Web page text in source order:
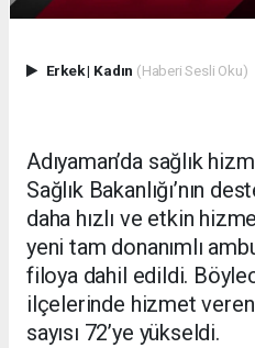
Erkek| Kadın (Haberi Sesli Oku)
Adıyaman’da sağlık
Sağlık Bakanlığı’nın
daha hızlı ve etkin
yeni tam donanımlı
filoya dahil edildi.
ilçelerinde hizmet
sayısı 72’ye yükseldi.